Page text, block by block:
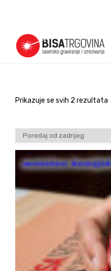
Prikazuje se svih 2 rezultata